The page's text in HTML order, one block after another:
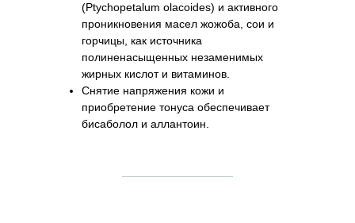
(Ptychopetalum olacoides) и активного
проникновения масел жожоба, сои и
горчицы, как источника
полиненасыщенных незаменимых
жирных кислот и витаминов.
Снятие напряжения кожи и
приобретение тонуса обеспечивает
бисаболол и аллантоин.